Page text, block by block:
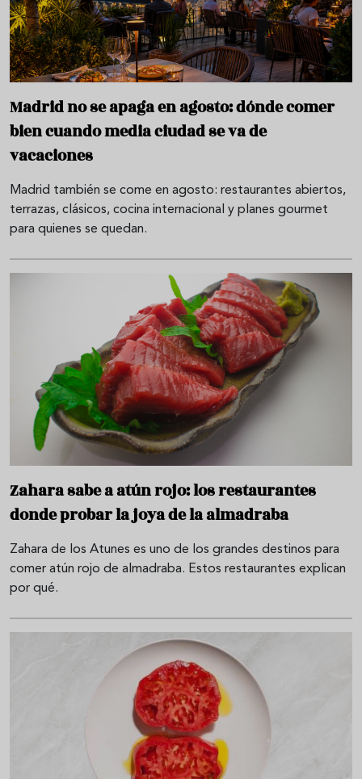
Madrid no se apaga en agosto: dónde comer
bien cuando media ciudad se va de
vacaciones
Madrid también se come en agosto: restaurantes abiertos,
terrazas, clásicos, cocina internacional y planes gourmet
para quienes se quedan.
Zahara sabe a atún rojo: los restaurantes
donde probar la joya de la almadraba
Zahara de los Atunes es uno de los grandes destinos para
comer atún rojo de almadraba. Estos restaurantes explican
por qué.